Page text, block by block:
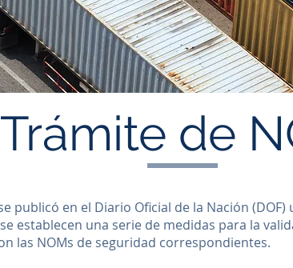
Trámite de
publicó en el Diario Oficial de la Nación
establecen una serie de medidas para la
las NOMs de seguridad correspondientes.